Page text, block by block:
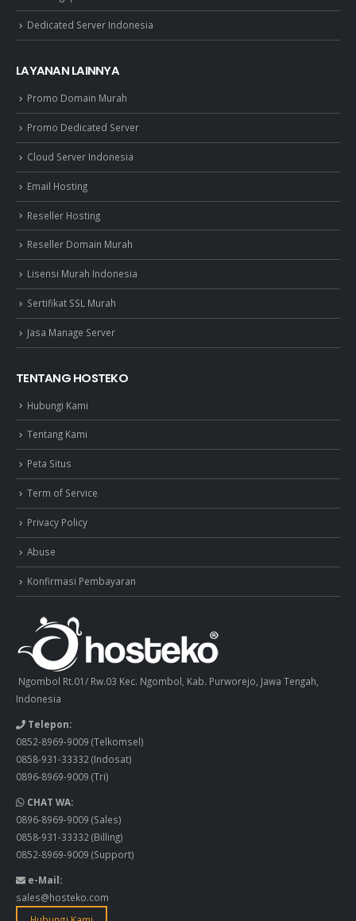
Dedicated Server Indonesia
LAYANAN LAINNYA
Promo Domain Murah
Promo Dedicated Server
Cloud Server Indonesia
Email Hosting
Reseller Hosting
Reseller Domain Murah
Lisensi Murah Indonesia
Sertifikat SSL Murah
Jasa Manage Server
TENTANG HOSTEKO
Hubungi Kami
Tentang Kami
Peta Situs
Term of Service
Privacy Policy
Abuse
Konfirmasi Pembayaran
Ngombol Rt.01/ Rw.03 Kec. Ngombol, Kab. Purworejo, Jawa Tengah,
Indonesia
Telepon:
0852-8969-9009 (Telkomsel)
0858-931-33332 (Indosat)
0896-8969-9009 (Tri)
CHAT WA:
0896-8969-9009 (Sales)
0858-931-33332 (Billing)
0852-8969-9009 (Support)
e-Mail:
sales@hosteko.com